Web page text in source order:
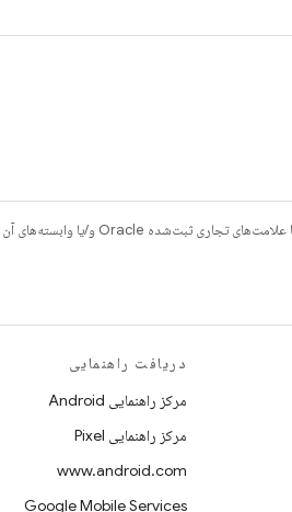
دریافت راهنمایی
مرکز راهنمایی Android
مرکز راهنمایی Pixel
www.android.com
Google Mobile Services